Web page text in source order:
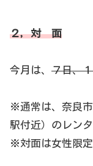
２，対 面
今月は、 ７日、
※通常は、奈良
駅付近）のレン
※対面は女性限定